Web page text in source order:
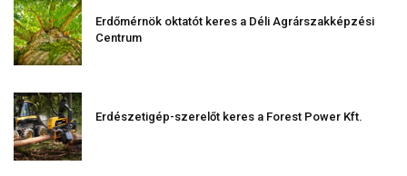
Erdőmérnök oktatót keres a Déli Agrárszakképzési
Centrum
Erdészetigép-szerelőt keres a Forest Power Kft.